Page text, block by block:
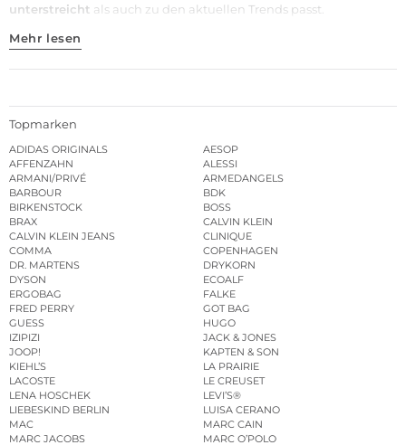
unterstreicht als auch zu den aktuellen Trends passt.
Mehr lesen
Topmarken
ADIDAS ORIGINALS
AESOP
AFFENZAHN
ALESSI
ARMANI/PRIVÉ
ARMEDANGELS
BARBOUR
BDK
BIRKENSTOCK
BOSS
BRAX
CALVIN KLEIN
CALVIN KLEIN JEANS
CLINIQUE
COMMA
COPENHAGEN
DR. MARTENS
DRYKORN
DYSON
ECOALF
ERGOBAG
FALKE
FRED PERRY
GOT BAG
GUESS
HUGO
IZIPIZI
JACK & JONES
JOOP!
KAPTEN & SON
KIEHL’S
LA PRAIRIE
LACOSTE
LE CREUSET
LENA HOSCHEK
LEVI’S®
LIEBESKIND BERLIN
LUISA CERANO
MAC
MARC CAIN
MARC JACOBS
MARC O’POLO